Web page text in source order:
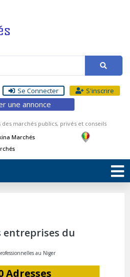
Se Connecter S'inscrire
une annonce
marchés publics, privés et conseils
Marchés
entreprises du
au Niger
Adresses